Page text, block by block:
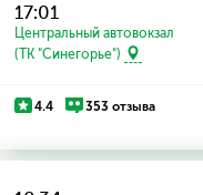
17:01
Центральный автовокзал
(ТК "Синегорье")
4.4 353 отзыва